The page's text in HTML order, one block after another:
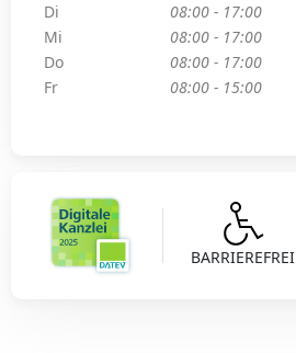
BARRIEREFREI
Di
08:00 - 17:00
Mi
08:00 - 17:00
Do
08:00 - 17:00
Fr
08:00 - 15:00